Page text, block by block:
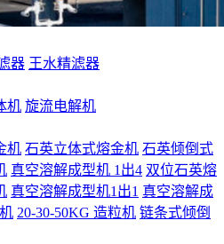
器 王水精滤器
机 旋流电解机
机 石英立体式熔金机 石英倾倒式
真空溶解成型机 1出4 双位石英熔
真空溶解成型机1出1 真空溶解成
20-30-50KG 造粒机 链条式倾倒